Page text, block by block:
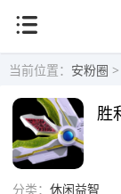
当前位置： 安粉圈 >
胜
分类： 休闲益智